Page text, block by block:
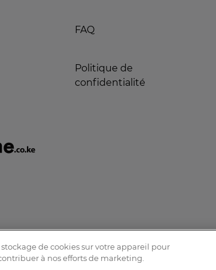
FAQ
Politique de
confidentialité
de cookies sur votre appareil pour
à nos efforts de marketing.